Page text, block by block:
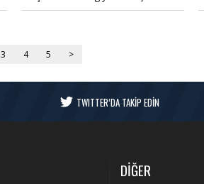
özellikle ilk yarıda dikkat çeken bir
3 4 5 >
TWITTER’DA TAKİP EDİN
DİĞER